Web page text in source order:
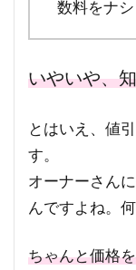
数料をナシ
いやいや、
とはいえ、値
す。
オーナーさん
んですよね。何
ちゃんと価格